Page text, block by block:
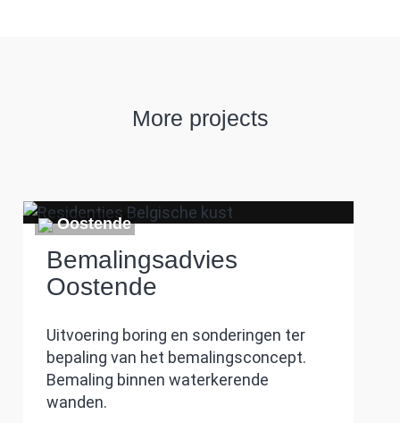
More projects
Oostende
Bemalingsadvies
Oostende
Uitvoering boring en sonderingen ter
bepaling van het bemalingsconcept.
Bemaling binnen waterkerende
wanden.